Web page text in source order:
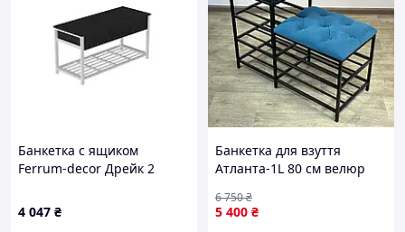
Банкетка с ящиком
Ferrum-decor Дрейк 2
Белый ДСП Сосна Кембра
16 мм (DRE0031)
4 047 ₴
Банкетка для взуття
Атланта-1L 80 см велюр
9005 AllInOne -market-
without-queues-
5 400 ₴
6 750₴